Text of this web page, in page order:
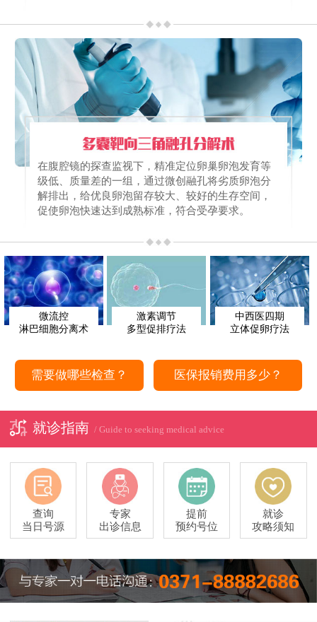
在腹腔镜的探查监视下，精准定位卵巢卵泡发育等
级低、质量差的一组，通过微创融孔将劣质卵泡分
解排出，给优良卵泡留存较大、较好的生存空间，
促使卵泡快速达到成熟标准，符合受孕要求。
微流控
淋巴细胞分离术
激素调节
多型促排疗法
中西医四期
立体促卵疗法
需要做哪些检查？ 医保报销费用多少？
就诊指南 / Guide to seeking medical advice
查询
当日号源
专家
出诊信息
提前
预约号位
就诊
攻略须知